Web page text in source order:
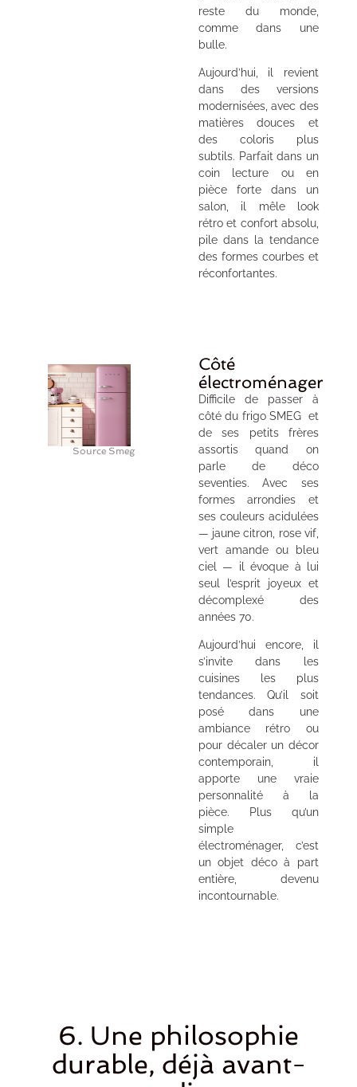
reste du monde,
comme dans une
bulle.
Aujourd’hui, il revient
dans des versions
modernisées, avec des
matières douces et
des coloris plus
subtils. Parfait dans un
coin lecture ou en
pièce forte dans un
salon, il mêle look
rétro et confort absolu,
pile dans la tendance
des formes courbes et
réconfortantes.
Côté
électroménager
Difficile de passer à
côté du frigo SMEG et
de ses petits frères
assortis quand on
parle de déco
seventies. Avec ses
formes arrondies et
ses couleurs acidulées
— jaune citron, rose vif,
vert amande ou bleu
ciel — il évoque à lui
seul l’esprit joyeux et
décomplexé des
années 70.
Aujourd’hui encore, il
s’invite dans les
cuisines les plus
tendances. Qu’il soit
posé dans une
ambiance rétro ou
pour décaler un décor
contemporain, il
apporte une vraie
personnalité à la
pièce. Plus qu’un
simple
électroménager, c’est
un objet déco à part
entière, devenu
incontournable.
Source Smeg
6. Une philosophie
durable, déjà avant-